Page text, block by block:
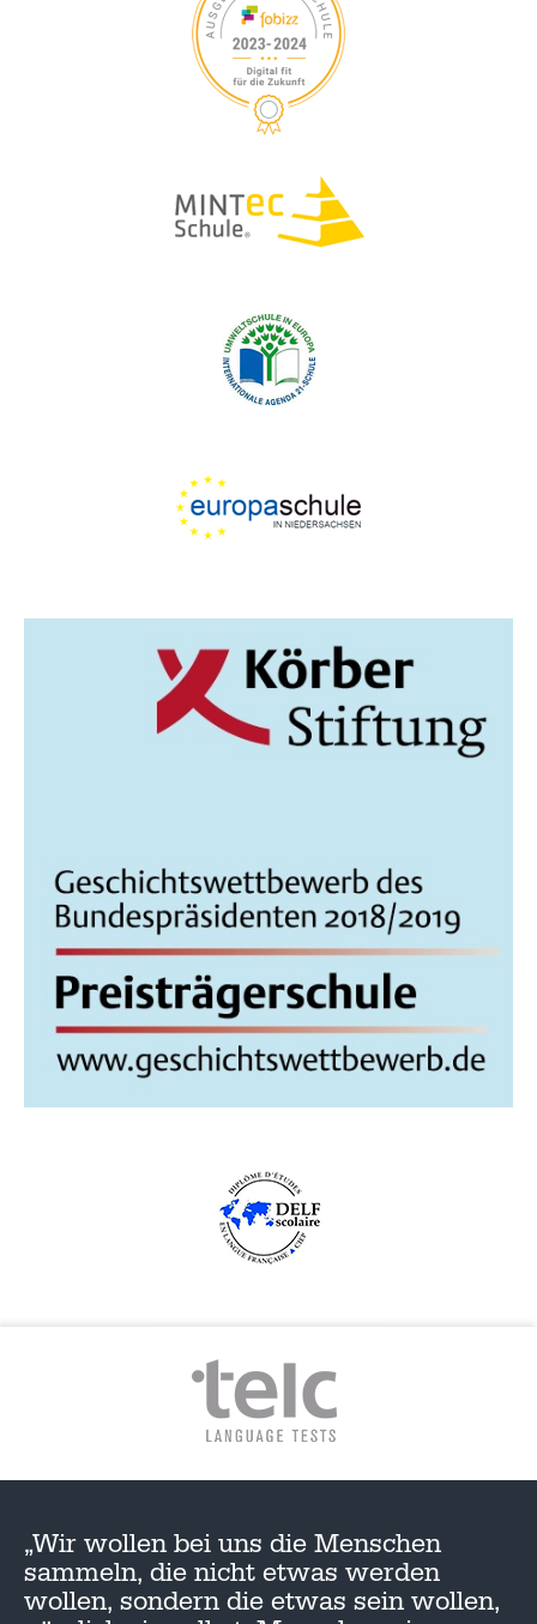
„Wir wollen bei uns die Menschen
sammeln, die nicht etwas werden
wollen, sondern die etwas sein wollen,